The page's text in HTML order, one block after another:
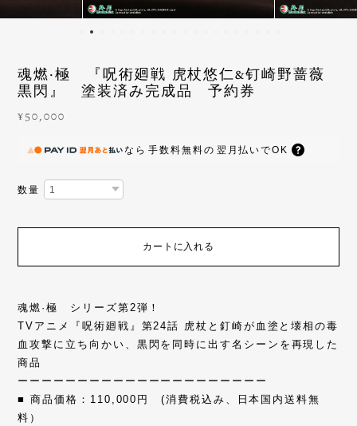
魂燃·極 『呪術廻戦 虎杖悠仁&钉崎野蔷薇
黒閃』 塗装済み完成品 予約券
¥50,000
なら 手数料無料の 翌月払いでOK
数量
カートに入れる
魂燃·極 シリーズ第2弾！
TVアニメ『呪術廻戦』第24話 虎杖と釘崎が血塗と壊相の毒
血攻撃に立ち向かい、黒閃を同時に出す名シーンを再現した
商品
ーーーーーーーーーーーーーーーーーーーーー
■ 商品価格：110,000円 (消費税込み、日本国内送料無
料）